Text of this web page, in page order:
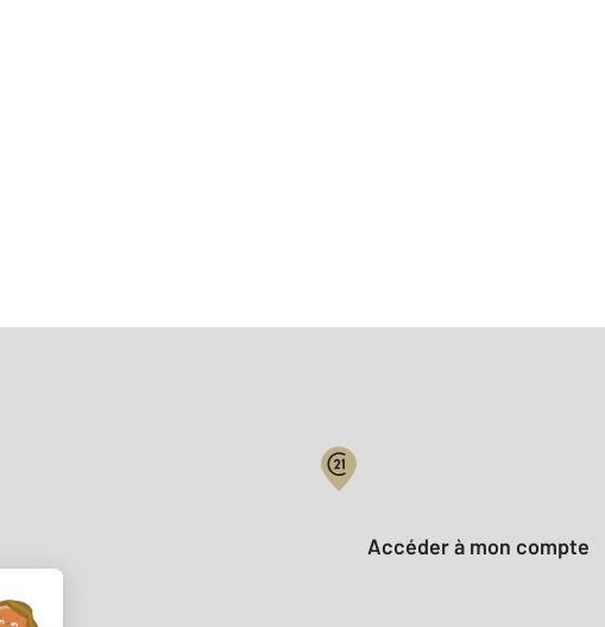
Votre compte :
Accéder à mon compte